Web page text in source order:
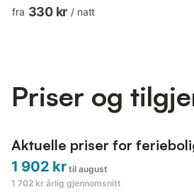
en liten sandstrand. En større offentlig
fra 330 kr / natt
Priser og
Aktuelle priser for
1 902 kr til august
1 702 kr årlig gjennomsnitt